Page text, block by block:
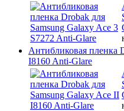
Антибликовая пленка
I8160 Anti-Glare